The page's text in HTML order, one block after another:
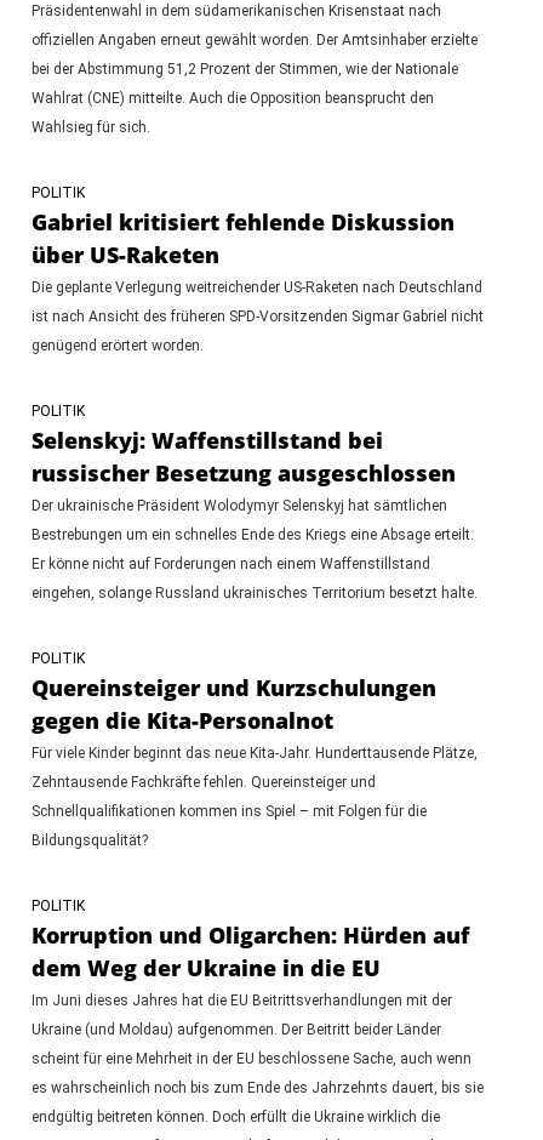
Präsidentenwahl in dem südamerikanischen Krisenstaat nach
offiziellen Angaben erneut gewählt worden. Der Amtsinhaber erzielte
bei der Abstimmung 51,2 Prozent der Stimmen, wie der Nationale
Wahlrat (CNE) mitteilte. Auch die Opposition beansprucht den
Wahlsieg für sich.
POLITIK
Gabriel kritisiert fehlende Diskussion
über US-Raketen
Die geplante Verlegung weitreichender US-Raketen nach Deutschland
ist nach Ansicht des früheren SPD-Vorsitzenden Sigmar Gabriel nicht
genügend erörtert worden.
POLITIK
Selenskyj: Waffenstillstand bei
russischer Besetzung ausgeschlossen
Der ukrainische Präsident Wolodymyr Selenskyj hat sämtlichen
Bestrebungen um ein schnelles Ende des Kriegs eine Absage erteilt.
Er könne nicht auf Forderungen nach einem Waffenstillstand
eingehen, solange Russland ukrainisches Territorium besetzt halte.
POLITIK
Quereinsteiger und Kurzschulungen
gegen die Kita-Personalnot
Für viele Kinder beginnt das neue Kita-Jahr. Hunderttausende Plätze,
Zehntausende Fachkräfte fehlen. Quereinsteiger und
Schnellqualifikationen kommen ins Spiel – mit Folgen für die
Bildungsqualität?
POLITIK
Korruption und Oligarchen: Hürden auf
dem Weg der Ukraine in die EU
Im Juni dieses Jahres hat die EU Beitrittsverhandlungen mit der
Ukraine (und Moldau) aufgenommen. Der Beitritt beider Länder
scheint für eine Mehrheit in der EU beschlossene Sache, auch wenn
es wahrscheinlich noch bis zum Ende des Jahrzehnts dauert, bis sie
endgültig beitreten können. Doch erfüllt die Ukraine wirklich die